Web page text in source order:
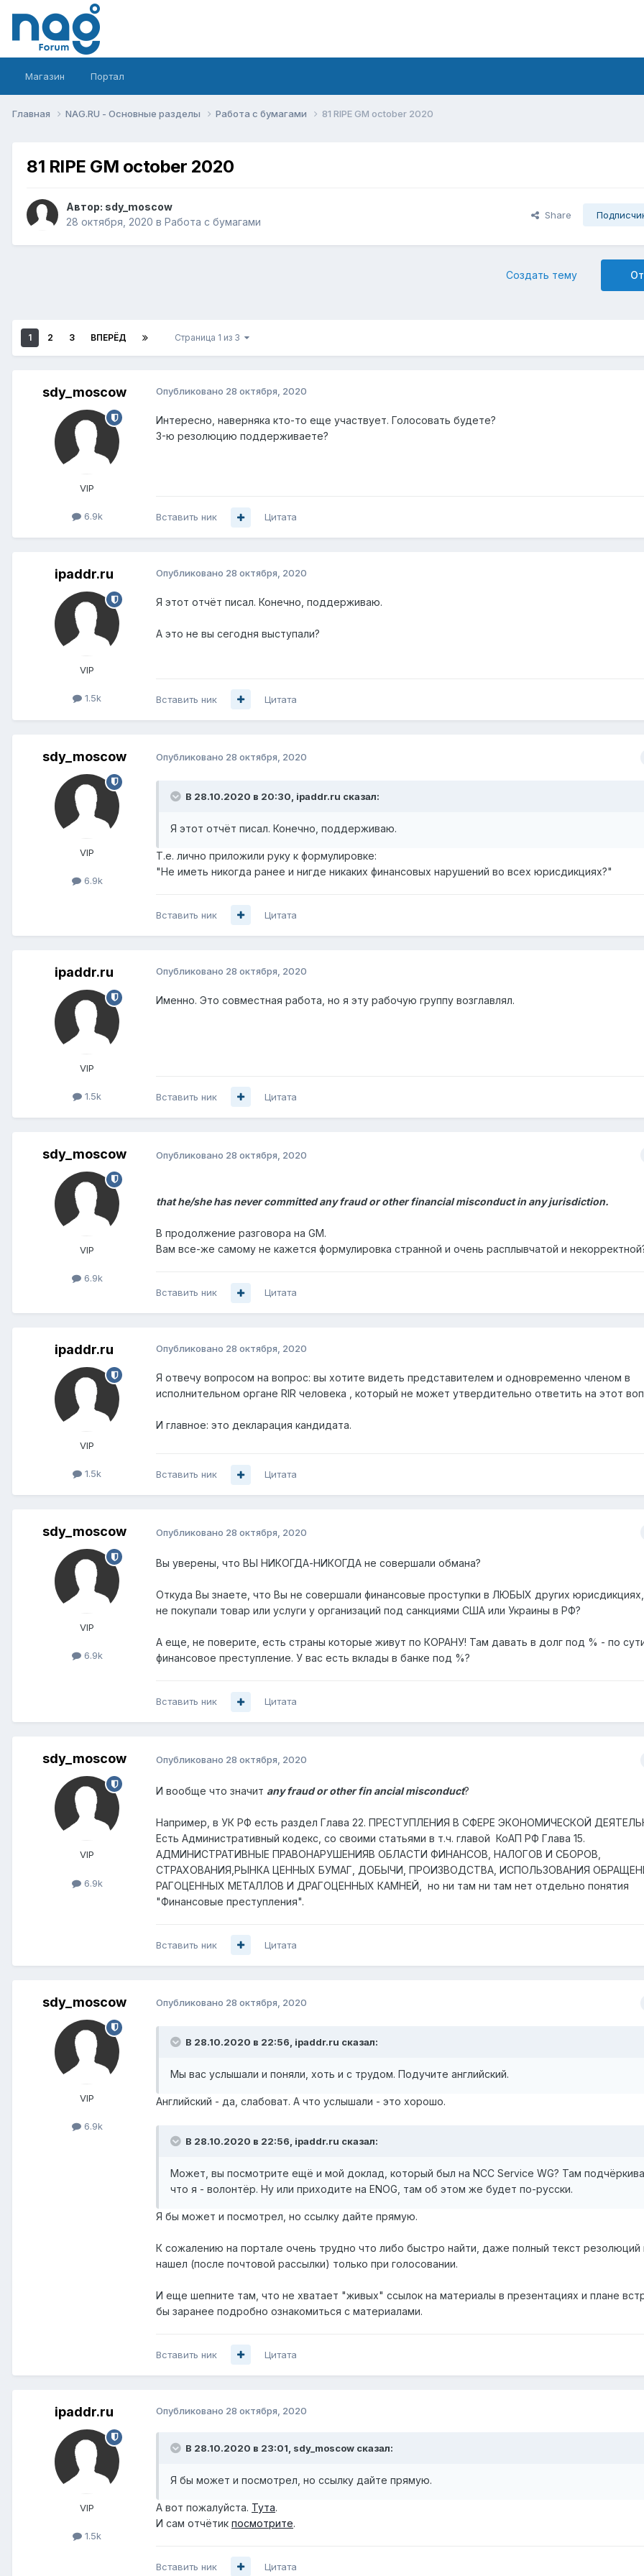
Магазин Портал
Главная NAG.RU - Основные разделы Работа с бумагами 81 RIPE GM october 2020
81 RIPE GM october 2020
Автор: sdy_moscow
28 октября, 2020 в Работа с бумагами
Share
Создать тему
1 2 3 ВПЕРЁД Страница 1 из 3
sdy_moscow
VIP
6.9k
Опубликовано 28 октября, 2020
Интересно, наверняка кто-то еще участвует. Голосовать будете?
3-ю резолюцию поддерживаете?
Вставить ник Цитата
ipaddr.ru
VIP
1.5k
Опубликовано 28 октября, 2020
Я этот отчёт писал. Конечно, поддерживаю.
А это не вы сегодня выступали?
Вставить ник Цитата
sdy_moscow
VIP
6.9k
Опубликовано 28 октября, 2020
В 28.10.2020 в 20:30, ipaddr.ru сказал:
Я этот отчёт писал. Конечно, поддерживаю.
Т.е. лично приложили руку к формулировке:
"Не иметь никогда ранее и нигде никаких финансовых нарушений во всех юрисдикциях?"
Вставить ник Цитата
ipaddr.ru
VIP
1.5k
Опубликовано 28 октября, 2020
Именно. Это совместная работа, но я эту рабочую группу возглавлял.
Вставить ник Цитата
sdy_moscow
VIP
6.9k
Опубликовано 28 октября, 2020
that he/she has never committed any fraud or other financial misconduct in any jurisdiction.
В продолжение разговора на GM.
Вам все-же самому не кажется формулировка странной и очень расплывчатой и
Вставить ник Цитата
ipaddr.ru
VIP
1.5k
Опубликовано 28 октября, 2020
Я отвечу вопросом на вопрос: вы хотите видеть представителем и одновременно членом в
исполнительном органе RIR человека , который не может утвердительно ответить на этот
И главное: это декларация кандидата.
Вставить ник Цитата
sdy_moscow
VIP
6.9k
Опубликовано 28 октября, 2020
Вы уверены, что ВЫ НИКОГДА-НИКОГДА не совершали обмана?
Откуда Вы знаете, что Вы не совершали финансовые проступки в ЛЮБЫХ других
не покупали товар или услуги у организаций под санкциями США или Украины в РФ?
А еще, не поверите, есть страны которые живут по КОРАНУ! Там давать в долг под % - по
финансовое преступление. У вас есть вклады в банке под %?
Вставить ник Цитата
sdy_moscow
VIP
6.9k
Опубликовано 28 октября, 2020
И вообще что значит any fraud or other fin ancial misconduct?
Например, в УК РФ есть раздел Глава 22. ПРЕСТУПЛЕНИЯ В СФЕРЕ ЭКОНОМИЧЕСКОЙ
Есть Административный кодекс, со своими статьями в т.ч. главой КоАП РФ Глава 15.
АДМИНИСТРАТИВНЫЕ ПРАВОНАРУШЕНИЯВ ОБЛАСТИ ФИНАНСОВ, НАЛОГОВ И СБОРОВ,
СТРАХОВАНИЯ, РЫНКА ЦЕННЫХ БУМАГ, ДОБЫЧИ, ПРОИЗВОДСТВА, ИСПОЛЬЗОВАНИЯ
РАГОЦЕННЫХ МЕТАЛЛОВ И ДРАГОЦЕННЫХ КАМНЕЙ , но ни там ни там нет отдельно понятия
"Финансовые преступления".
Вставить ник Цитата
sdy_moscow
VIP
6.9k
Опубликовано 28 октября, 2020
В 28.10.2020 в 22:56, ipaddr.ru сказал:
Мы вас услышали и поняли, хоть и с трудом. Подучите английский.
Английский - да, слабоват. А что услышали - это хорошо.
В 28.10.2020 в 22:56, ipaddr.ru сказал:
Может, вы посмотрите ещё и мой доклад, который был на NCC Service WG? Там
что я - волонтёр. Ну или приходите на ENOG, там об этом же будет по-русски.
Я бы может и посмотрел, но ссылку дайте прямую.
К сожалению на портале очень трудно что либо быстро найти, даже полный текст резолюций
нашел (после почтовой рассылки) только при голосовании.
И еще шепните там, что не хватает "живых" ссылок на материалы в презентациях и плане
бы заранее подробно ознакомиться с материалами.
Вставить ник Цитата
ipaddr.ru
VIP
1.5k
Опубликовано 28 октября, 2020
В 28.10.2020 в 23:01, sdy_moscow сказал:
Я бы может и посмотрел, но ссылку дайте прямую.
А вот пожалуйста. Тута.
И сам отчётик посмотрите.
Вставить ник Цитата